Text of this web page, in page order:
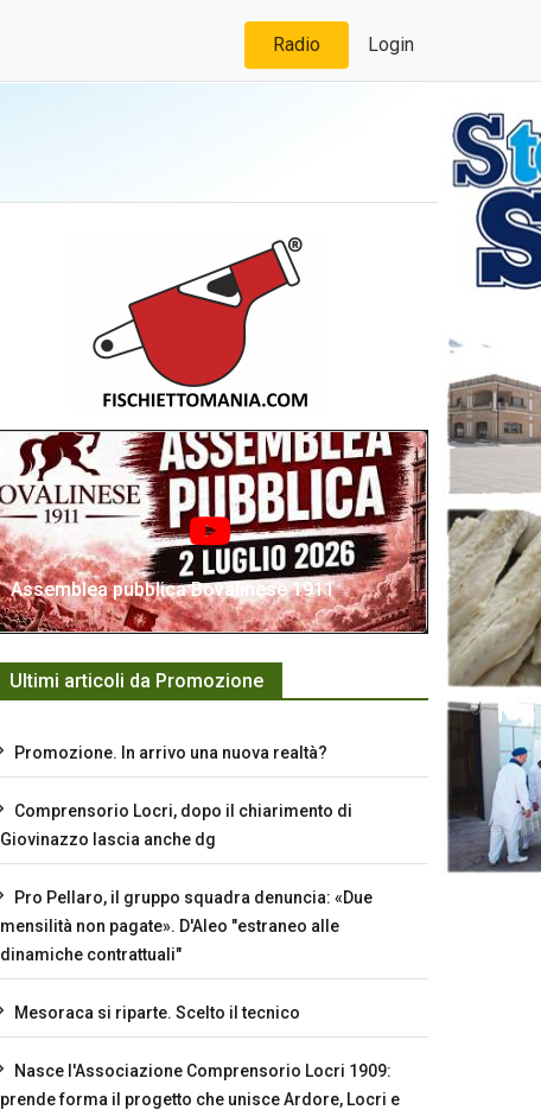
Radio Login
Assemblea pubblica Bovalinese 1911
Ultimi articoli da Promozione
Promozione. In arrivo una nuova realtà?
Comprensorio Locri, dopo il chiarimento di
Giovinazzo lascia anche dg
Pro Pellaro, il gruppo squadra denuncia: «Due
mensilità non pagate». D'Aleo "estraneo alle
dinamiche contrattuali"
Mesoraca si riparte. Scelto il tecnico
Nasce l'Associazione Comprensorio Locri 1909:
prende forma il progetto che unisce Ardore, Locri e